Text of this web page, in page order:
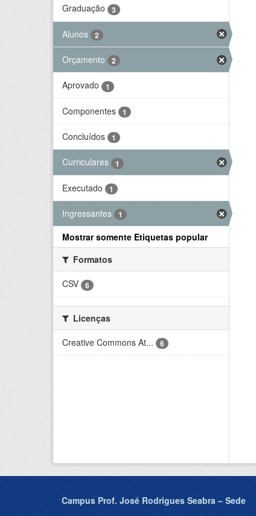
Graduação
3
Alunos 2
Orçamento 2
Aprovado 1
Componentes 1
Concluídos 1
Curriculares 1
Executado 1
Ingressantes 1
Mostrar somente Etiquetas popular
Formatos
CSV
6
Licenças
Creative Commons At...
6
Campus Prof. José Rodrigues Seabra – Sede